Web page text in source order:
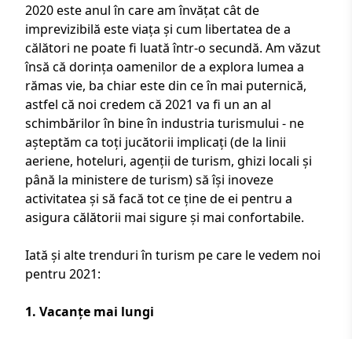
2020 este anul în care am învățat cât de
imprevizibilă este viața și cum libertatea de a
călători ne poate fi luată într-o secundă. Am văzut
însă că dorința oamenilor de a explora lumea a
rămas vie, ba chiar este din ce în mai puternică,
astfel că noi credem că 2021 va fi un an al
schimbărilor în bine în industria turismului - ne
așteptăm ca toți jucătorii implicați (de la linii
aeriene, hoteluri, agenții de turism, ghizi locali și
până la ministere de turism) să își inoveze
activitatea și să facă tot ce ține de ei pentru a
asigura călătorii mai sigure și mai confortabile.
Iată și alte trenduri în turism pe care le vedem noi
pentru 2021:
1. Vacanțe mai lungi